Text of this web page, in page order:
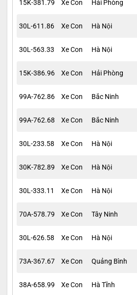
15K-381.79 Xe Con Hải Phòng
30L-611.86 Xe Con Hà Nội
30L-563.33 Xe Con Hà Nội
15K-386.96 Xe Con Hải Phòng
99A-762.86 Xe Con Bắc Ninh
99A-762.68 Xe Con Bắc Ninh
30L-233.58 Xe Con Hà Nội
30K-782.89 Xe Con Hà Nội
30L-333.11 Xe Con Hà Nội
70A-578.79 Xe Con Tây Ninh
30L-626.58 Xe Con Hà Nội
73A-367.67 Xe Con Quảng Bình
38A-658.99 Xe Con Hà Tĩnh